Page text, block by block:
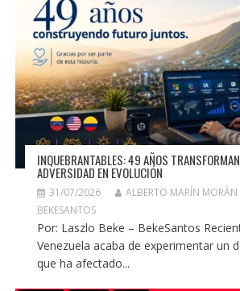
INQUEBRANTABLES: 49 AÑOS
ADVERSIDAD EN EVOLUCIÓN
31/07/2026
ALBERTO MARÍN MORÁN
BEKESANTOS
Por: Laszlo Beke – BekeSantos
Venezuela acaba de experimentar un
que ha afectado...